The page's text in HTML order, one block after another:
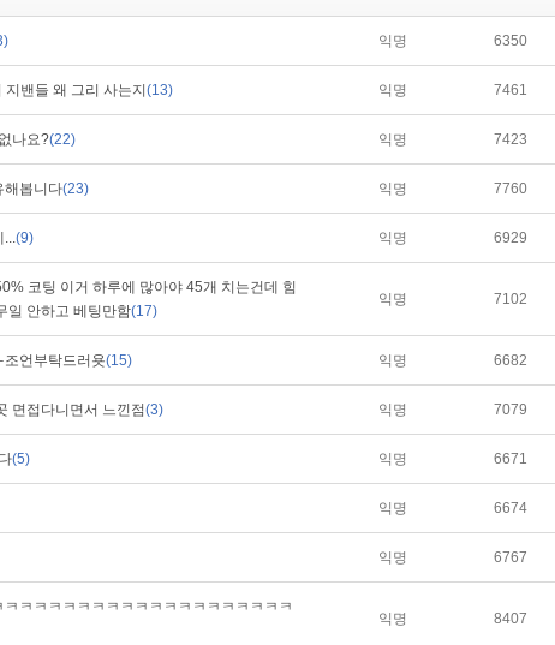
익명 6350
지밴들 왜 그리 사는지 (13) 익명 7461
나요?(22) 익명 7423
해봅니다(23) 익명 7760
...(9) 익명 6929
코팅 이거 하루에 많아야 45개 치는건데 힘
일 안하고 베팅만함(17)
익명 7102
조언부탁드러욧(15) 익명 6682
면접다니면서 느낀점(3) 익명 7079
(5) 익명 6671
익명 6674
익명 6767
ㅋㅋㅋㅋㅋㅋㅋㅋㅋㅋㅋㅋㅋㅋㅋㅋㅋㅋㅋㅋ
익명 8407